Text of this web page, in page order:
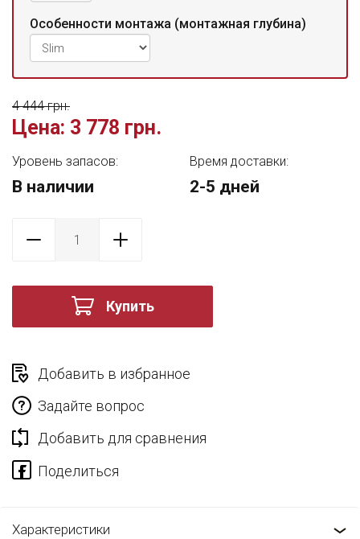
Особенности монтажа (монтажная глубина)
Цена: 3 778 грн.
4 444 грн.
Уровень запасов:
В наличии
Время доставки:
2-5 дней
Купить
Добавить в избранное
Задайте вопрос
Добавить для сравнения
Характеристики